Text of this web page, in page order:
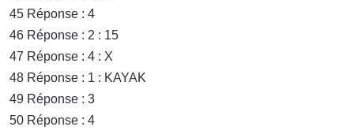
45 Réponse : 4
46 Réponse : 2 : 15
47 Réponse : 4 : X
48 Réponse : 1 : KAYAK
49 Réponse : 3
50 Réponse : 4